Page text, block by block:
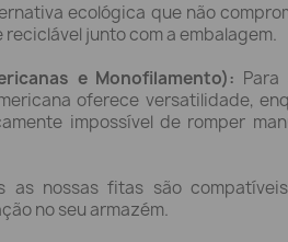
ecológica que não
junto com a embalagem.
e Monofilamento):
oferece versatilidade,
impossível de romper
as nossas fitas são
no seu armazém.